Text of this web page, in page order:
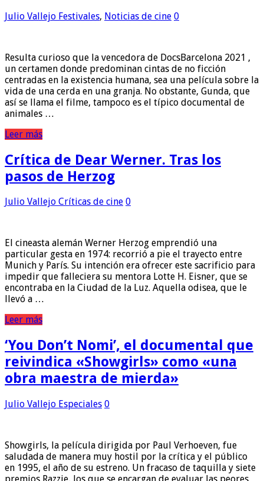
Julio Vallejo Festivales, Noticias de cine 0
Resulta curioso que la vencedora de DocsBarcelona 2021 ,
un certamen donde predominan cintas de no ficción
centradas en la existencia humana, sea una película sobre la
vida de una cerda en una granja. No obstante, Gunda, que
así se llama el filme, tampoco es el típico documental de
animales …
Leer más
Crítica de Dear Werner. Tras los
pasos de Herzog
Julio Vallejo Críticas de cine 0
El cineasta alemán Werner Herzog emprendió una
particular gesta en 1974: recorrió a pie el trayecto entre
Munich y París. Su intención era ofrecer este sacrificio para
impedir que falleciera su mentora Lotte H. Eisner, que se
encontraba en la Ciudad de la Luz. Aquella odisea, que le
llevó a …
Leer más
‘You Don’t Nomi’, el documental que
reivindica «Showgirls» como «una
obra maestra de mierda»
Julio Vallejo Especiales 0
Showgirls, la película dirigida por Paul Verhoeven, fue
saludada de manera muy hostil por la crítica y el público
en 1995, el año de su estreno. Un fracaso de taquilla y siete